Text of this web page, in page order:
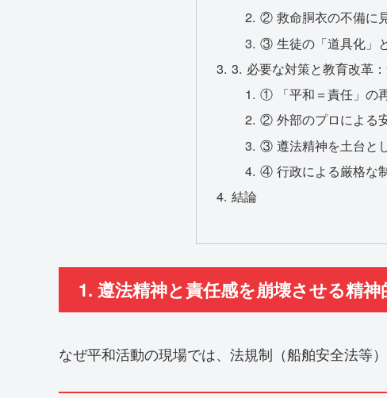
② 救命胴衣の不備に
③ 生徒の「道具化」
3. 必要な対策と教育改革
① 「平和＝責任」の
② 外部のプロによる
③ 遵法精神を土台と
④ 行政による厳格な
結論
1. 遵法精神と責任感を崩壊させる精
なぜ平和活動の現場では、法規制（船舶安全法等